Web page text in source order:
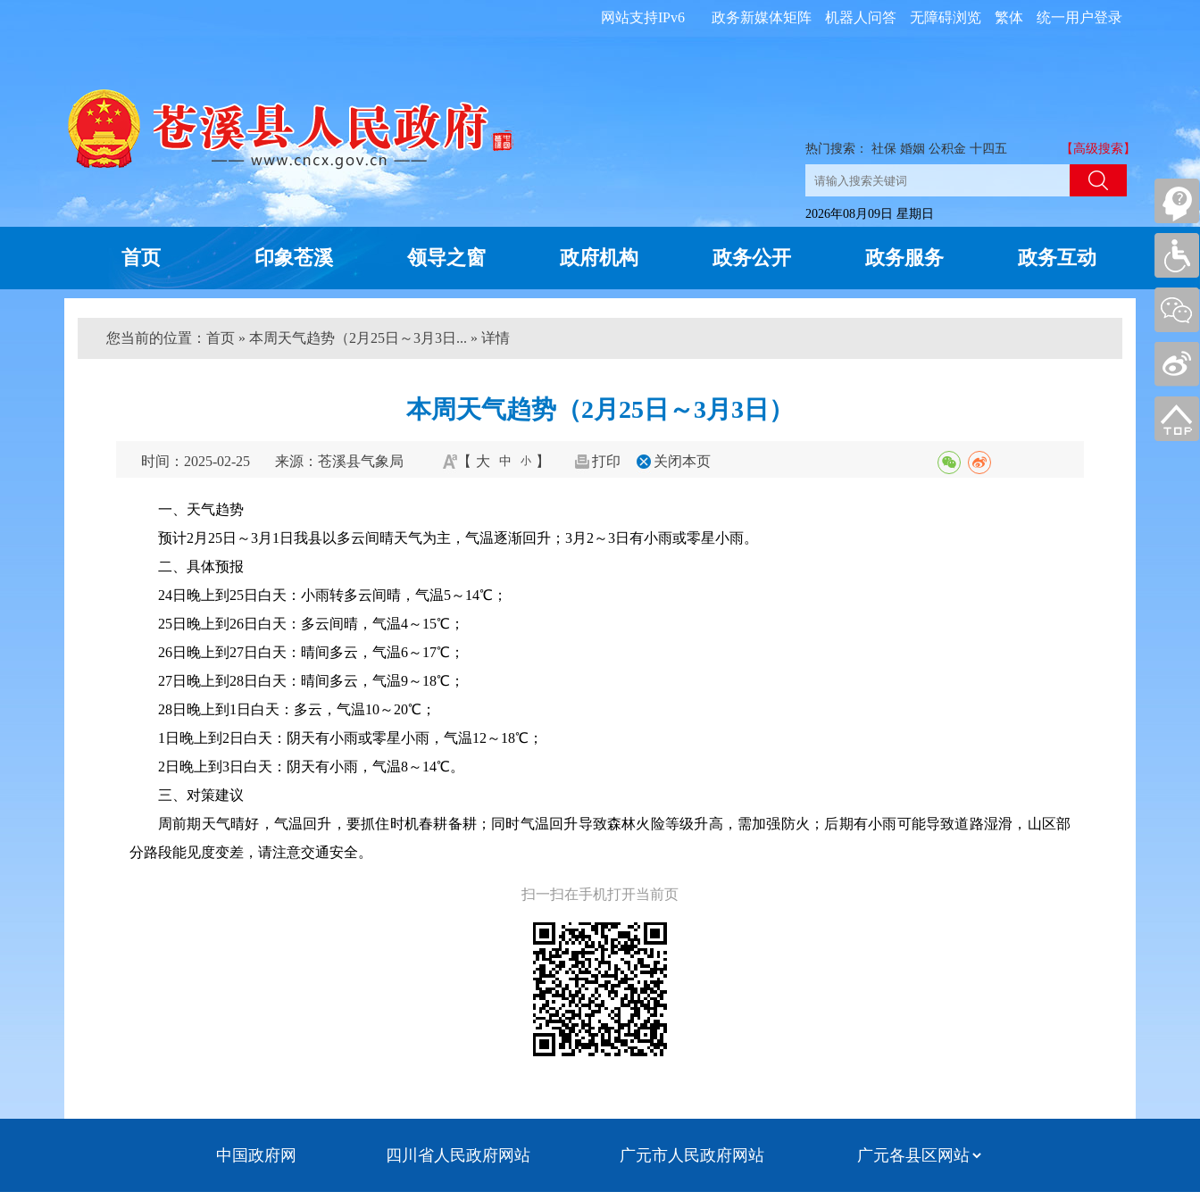
统一用户登录
繁体
无障碍浏览
机器人问答
政务新媒体矩阵
网站支持IPv6
热门搜索： 社保 婚姻 公积金 十四五 【高级搜索】
2026年08月09日 星期日
首页 印象苍溪 领导之窗 政府机构 政务公开 政务服务 政务互动
您当前的位置： 首页 » 本周天气趋势（2月25日～3月3日... » 详情
本周天气趋势（2月25日～3月3日）
时间：2025-02-25 来源：苍溪县气象局 【 大 中 小 】 打印 关闭本页
一、天气趋势
预计2月25日～3月1日我县以多云间晴天气为主，气温逐渐回升；3月2～3日有小雨或零星小雨。
二、具体预报
24日晚上到25日白天：小雨转多云间晴，气温5～14℃；
25日晚上到26日白天：多云间晴，气温4～15℃；
26日晚上到27日白天：晴间多云，气温6～17℃；
27日晚上到28日白天：晴间多云，气温9～18℃；
28日晚上到1日白天：多云，气温10～20℃；
1日晚上到2日白天：阴天有小雨或零星小雨，气温12～18℃；
2日晚上到3日白天：阴天有小雨，气温8～14℃。
三、对策建议
周前期天气晴好，气温回升，要抓住时机春耕备耕；同时气温回升导致森林火险等级升高，需加强防火；后期有小雨可能导致道路湿滑，山区部
分路段能见度变差，请注意交通安全。
扫一扫在手机打开当前页
中国政府网 四川省人民政府网站 广元市人民政府网站